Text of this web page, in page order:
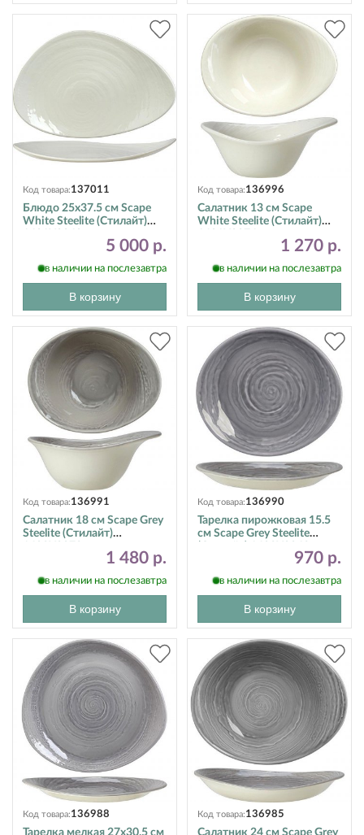
Код товара:137011
Блюдо 25х37.5 см Scape
White Steelite (Стилайт)
5 000 р.
в наличии на послезавтра
В корзину
Код товара:136996
Салатник 13 см Scape
White Steelite (Стилайт)
1 270 р.
в наличии на послезавтра
В корзину
Код товара:136991
Салатник 18 см Scape Grey
Steelite (Стилайт)
1 480 р.
в наличии на послезавтра
В корзину
Код товара:136990
Тарелка пирожковая 15.5
см Scape Grey Steelite
970 р.
в наличии на послезавтра
В корзину
Код товара:136988
Тарелка мелкая 27х30.5 см
Код товара:136985
Салатник 24 см Scape Grey